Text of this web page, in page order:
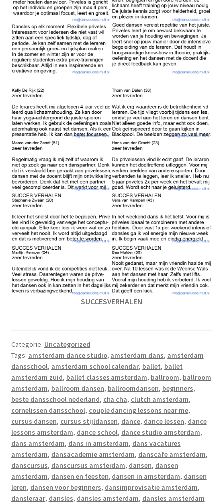
SUCCESVERHALEN
Categorie: Uncategorized
Tags: amsterdam dance studio, amsterdam dans, amsterdam
dansschool, amsterdam school calendar, ballet, ballet
amsterdam zuid, ballet classes amsterdam, ballroom, ballroom
amsterdam, ballroom dansen, ballroomdansen, beginners,
beste dansschool nederland, cha cha, clutch amsterdam,
cornelissen dansschool, couple dancing lessons near me,
cursus dansen, cursus stijldansen, dance, dance lessen, dance
lessons amsterdam, dance school, dance studio amsterdam,
dans amsterdam, dans in amsterdam, dans vacatures
amsterdam, dansacademie amsterdam, danscafe amsterdam,
danscursus, danscursus amsterdam, dansen, dansen
amsterdam, dansen en feesten, dansen in amsterdam, dansen
leren, dansen voor beginners, dansimprovisatie amsterdam,
dansleraar, dansles, dansles amsterdam, dansles amsterdam